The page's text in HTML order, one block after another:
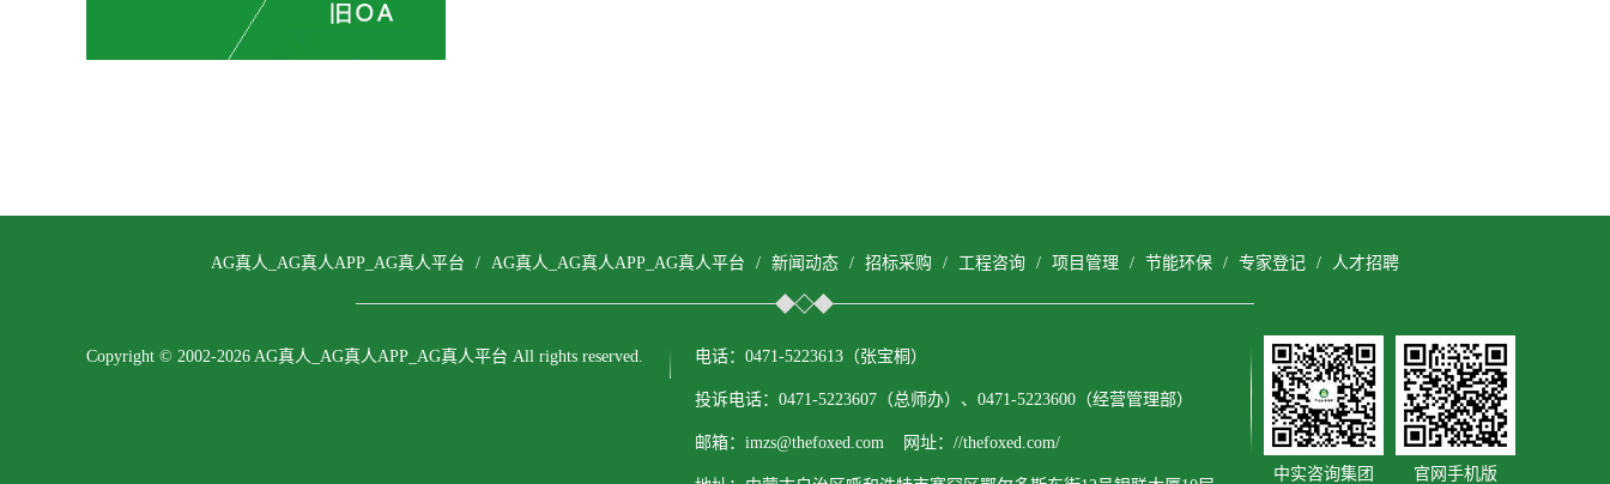
AG真人_AG真人APP_AG真人平台 / AG真人_AG真人APP_AG真人平台 / 新闻动态 / 招标采购 / 工程咨询 / 项目管理 / 节能环保 / 专家登记 / 人才招聘
Copyright © 2002-2026 AG真人_AG真人APP_AG真人平台 All rights reserved. 电话：0471-5223613（张宝桐）
投诉电话：0471-5223607（总师办）、0471-5223600（经营管理部）
邮箱：imzs@thefoxed.com 网址：//thefoxed.com/
中实咨询集团 官网手机版